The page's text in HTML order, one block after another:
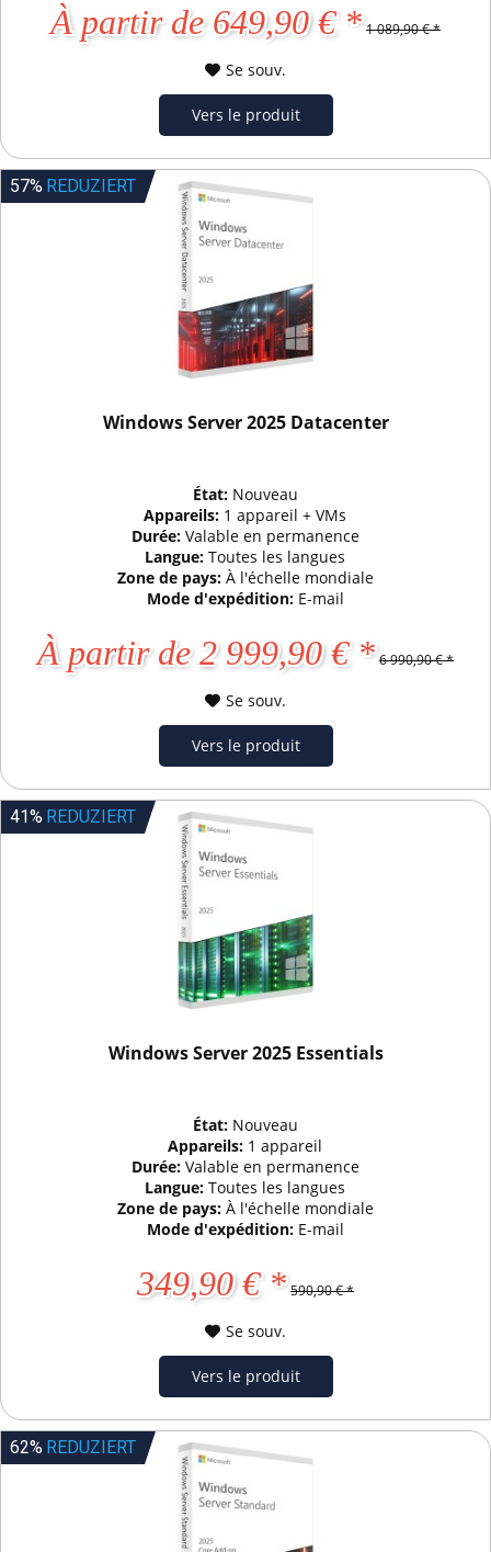
À partir de 649,90 € * 1 089,90 € *
Se souv.
Vers le produit
57% REDUZIERT
Windows Server 2025 Datacenter
État: Nouveau
Appareils: 1 appareil + VMs
Durée: Valable en permanence
Langue:Toutes les langues
Zone de pays: À l'échelle mondiale
Mode d'expédition: E-mail
À partir de 2 999,90 € * 6 990,90 € *
Se souv.
Vers le produit
41% REDUZIERT
Windows Server 2025 Essentials
État: Nouveau
Appareils: 1 appareil
Durée: Valable en permanence
Langue:Toutes les langues
Zone de pays: À l'échelle mondiale
Mode d'expédition: E-mail
349,90 € * 590,90 € *
Se souv.
Vers le produit
62% REDUZIERT